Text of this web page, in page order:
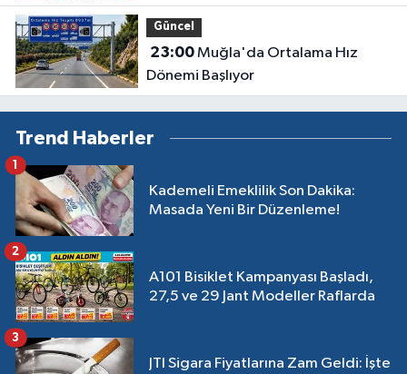
Güncel
23:00Muğla'da Ortalama Hız
Dönemi Başlıyor
Trend Haberler
Kademeli Emeklilik Son Dakika:
Masada Yeni Bir Düzenleme!
1
A101 Bisiklet Kampanyası Başladı,
27,5 ve 29 Jant Modeller Raflarda
2
JTI Sigara Fiyatlarına Zam Geldi: İşte
3